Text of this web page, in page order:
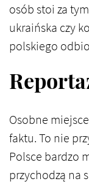
osób stoi za
ukraińska czy
polskiego
Osobne
faktu. To nie
Polsce bardzo
przychodzą na